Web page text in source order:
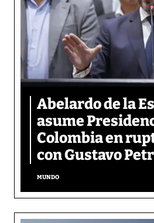
Abelardo de la
asume
Colombia en
con Gustavo
MUNDO